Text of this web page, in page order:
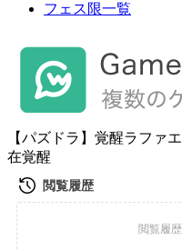
フェス限一覧
【パズドラ】覚醒ラファ
在覚醒